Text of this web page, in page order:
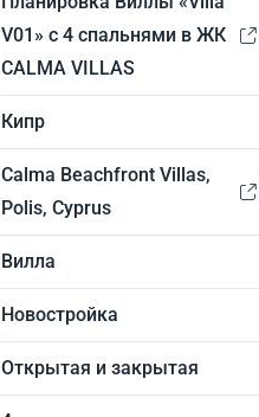
V01» с 4 спальнями в ЖК
CALMA VILLAS
Кипр
Calma Beachfront Villas,
Polis, Cyprus
Вилла
Новостройка
Открытая и закрытая